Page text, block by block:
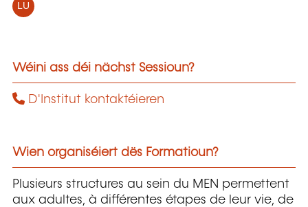
LU
Wéini ass déi nächst Sessioun?
D'Institut kontaktéieren
Wien organiséiert dës Formatioun?
Plusieurs structures au sein du MEN permettent
aux adultes, à différentes étapes de leur vie, de